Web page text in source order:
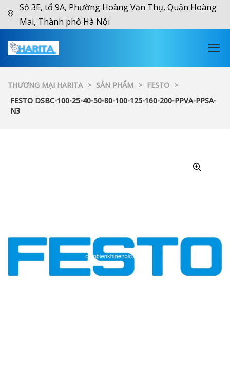
Số 3E, tổ 9A, Phường Hoàng Văn Thụ, Quận Hoàng
Mai, Thành phố Hà Nội
THƯƠNG MẠI HARITA > SẢN PHẨM > FESTO >
FESTO DSBC-100-25-40-50-80-100-125-160-200-PPVA-PPSA-
N3
XNK